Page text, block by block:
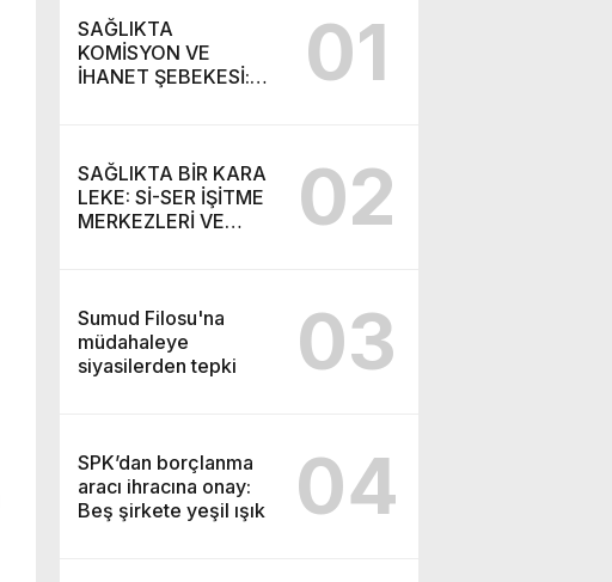
SAĞLIKTA
KOMİSYON VE
İHANET ŞEBEKESİ:
VURGUNU!
01
SAĞLIKTA BİR KARA
LEKE: Sİ-SER İŞİTME
MERKEZLERİ VE
02
Sumud Filosu'na
müdahaleye
siyasilerden tepki
03
SPK’dan borçlanma
aracı ihracına onay:
Beş şirkete yeşil ışık
04